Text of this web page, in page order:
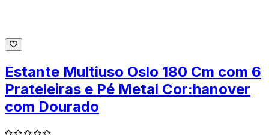
Estante Multiuso Oslo 180 Cm com 6
Prateleiras e Pé Metal Cor:hanover
com Dourado